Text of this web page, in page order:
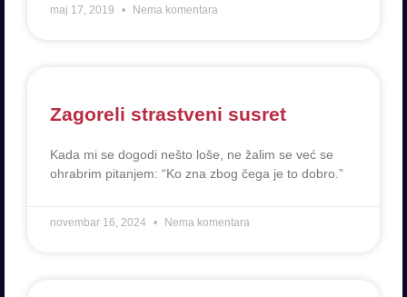
maj 17, 2019 Nema komentara
Zagoreli strastveni susret
Kada mi se dogodi nešto loše, ne žalim se već se
ohrabrim pitanjem: “Ko zna zbog čega je to dobro.”
novembar 16, 2024 Nema komentara